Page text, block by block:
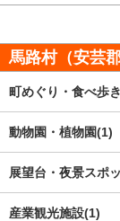
馬路村（安芸郡
町めぐり・食べ歩
動物園・植物園(1)
展望台・夜景スポ
産業観光施設(1)